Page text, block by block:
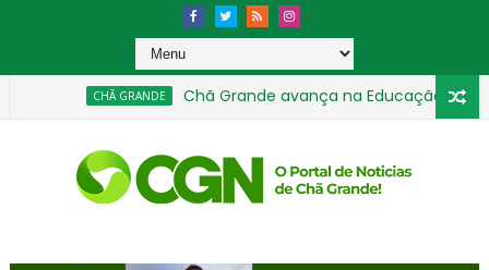
CHÃ GRANDE
Chã Grande avança na Educação e